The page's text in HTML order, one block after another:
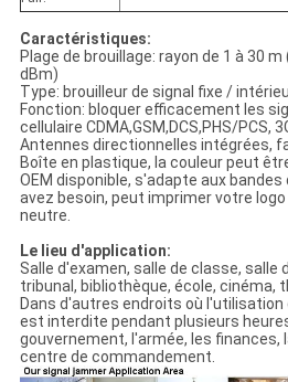
Caractéristiques:
Plage de brouillage: rayon de 1 à 30
dBm)
Type: brouilleur de signal fixe /
Fonction: bloquer efficacement les
cellulaire CDMA,GSM,DCS,PHS/PCS,
Antennes directionnelles intégrées,
Boîte en plastique, la couleur peut
OEM disponible, s'adapte aux
avez besoin, peut imprimer votre
neutre.
Le lieu d'application:
Salle d'examen, salle de classe, salle
tribunal, bibliothèque, école, cinéma,
Dans d'autres endroits où
est interdite pendant plusieurs
gouvernement, l'armée, les finances,
centre de commandement.